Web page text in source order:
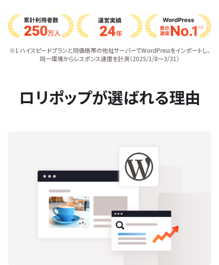
※1 ハイスピードプランと同価格帯の他社サーバーでWordPressをインポートし、
同一環境からレスポンス速度を計測（2025/1/8〜3/31）
ロリポップが選ばれる理由